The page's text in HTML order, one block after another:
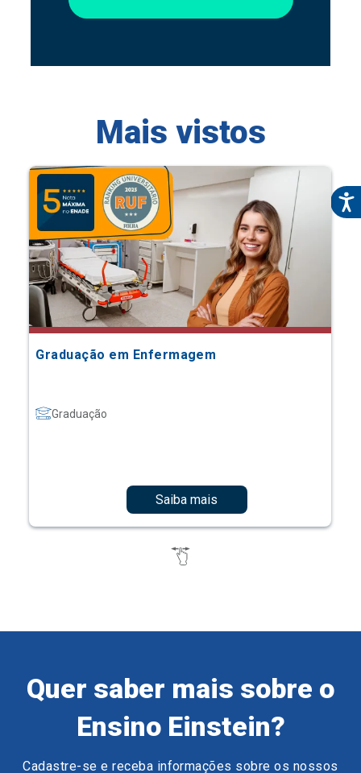
Mais vistos
Graduação em Enfermagem
Graduação
Saiba mais
Quer saber mais sobre o
Ensino Einstein?
Cadastre-se e receba informações sobre os nossos